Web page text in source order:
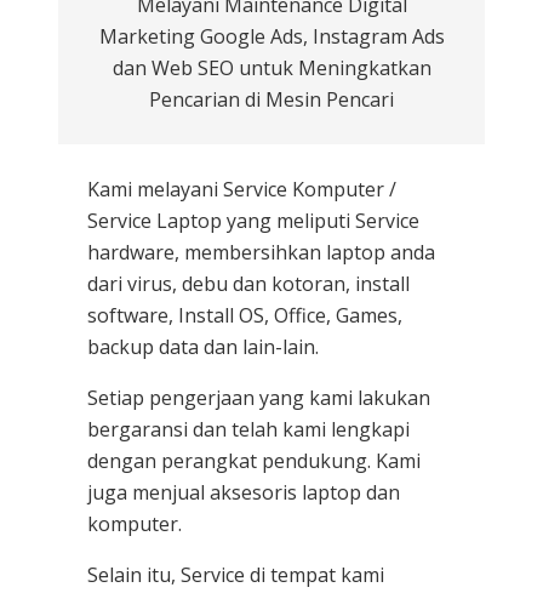
Marketing Google Ads, Instagram Ads
dan Web SEO untuk Meningkatkan
Pencarian di Mesin Pencari
Kami melayani Service Komputer /
Service Laptop yang meliputi Service
hardware, membersihkan laptop anda
dari virus, debu dan kotoran, install
software, Install OS, Office, Games,
backup data dan lain-lain.
Setiap pengerjaan yang kami lakukan
bergaransi dan telah kami lengkapi
dengan perangkat pendukung. Kami
juga menjual aksesoris laptop dan
komputer.
Selain itu, Service di tempat kami